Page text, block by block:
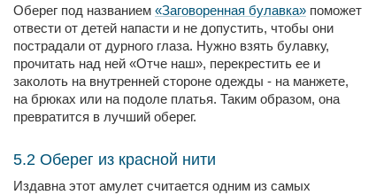
Оберег под названием «Заговоренная булавка» поможет
отвести от детей напасти и не допустить, чтобы они
пострадали от дурного глаза. Нужно взять булавку,
прочитать над ней «Отче наш», перекрестить ее и
заколоть на внутренней стороне одежды - на манжете,
на брюках или на подоле платья. Таким образом, она
превратится в лучший оберег.
5.2 Оберег из красной нити
Издавна этот амулет считается одним из самых